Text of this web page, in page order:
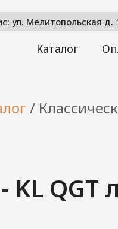
ул. Мелитопольская д.
Каталог
/
KL QGT